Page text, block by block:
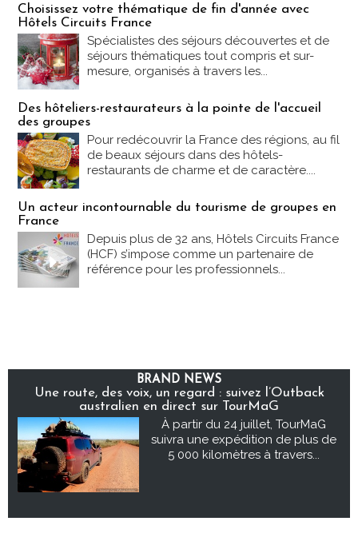
Choisissez votre thématique de fin d'année avec
Hôtels Circuits France
Spécialistes des séjours découvertes et de
séjours thématiques tout compris et sur-
mesure, organisés à travers les...
Des hôteliers-restaurateurs à la pointe de l'accueil
des groupes
Pour redécouvrir la France des régions, au fil
de beaux séjours dans des hôtels-
restaurants de charme et de caractère....
Un acteur incontournable du tourisme de groupes en
France
Depuis plus de 32 ans, Hôtels Circuits France
(HCF) s’impose comme un partenaire de
référence pour les professionnels...
BRAND NEWS
Une route, des voix, un regard : suivez l’Outback
australien en direct sur TourMaG
À partir du 24 juillet, TourMaG
suivra une expédition de plus de
5 000 kilomètres à travers...